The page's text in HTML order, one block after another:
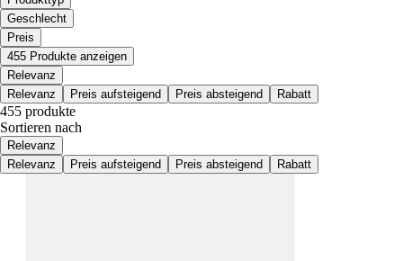
Geschlecht
Preis
455 Produkte anzeigen
Relevanz
Relevanz
Preis aufsteigend Preis absteigend Rabatt
455 produkte
Sortieren nach
Relevanz
Relevanz
Preis aufsteigend Preis absteigend Rabatt